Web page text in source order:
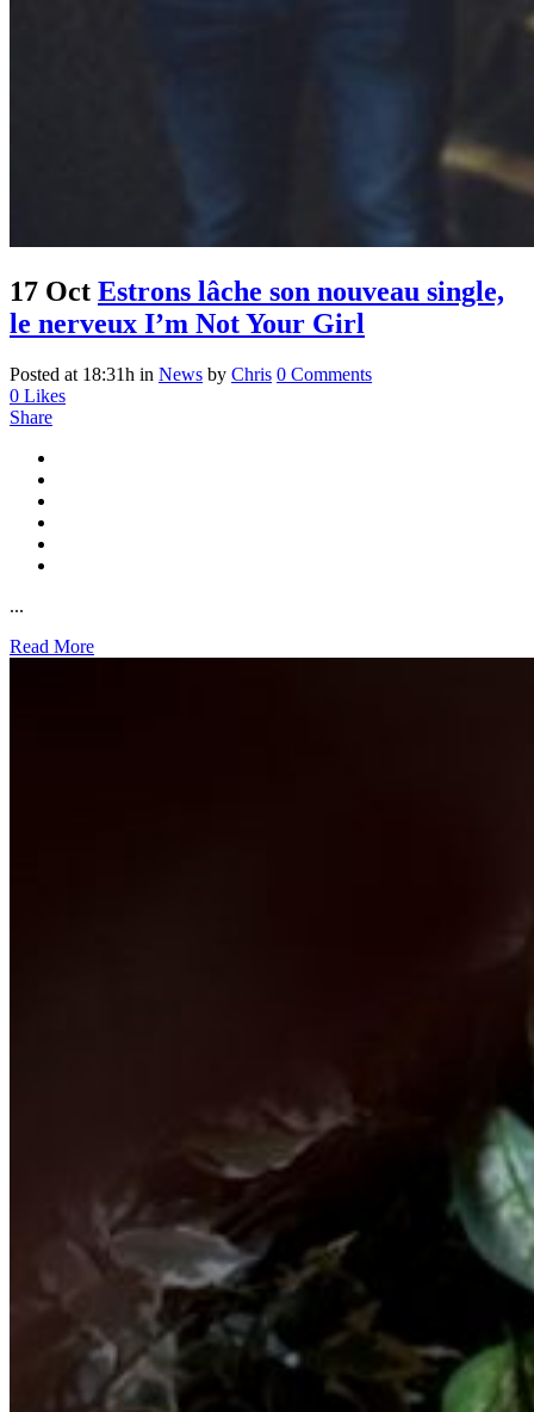
17 Oct Estrons lâche son nouveau single,
le nerveux I’m Not Your Girl
Posted at 18:31h in News by Chris 0 Comments
0 Likes
Share
...
Read More